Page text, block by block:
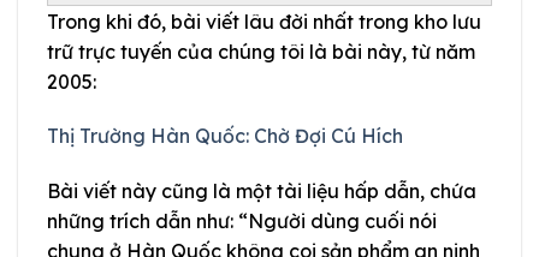
Trong khi đó, bài viết lâu đời nhất trong kho lưu
trữ trực tuyến của chúng tôi là bài này, từ năm
2005:
Thị Trường Hàn Quốc: Chờ Đợi Cú Hích
Bài viết này cũng là một tài liệu hấp dẫn, chứa
những trích dẫn như: “Người dùng cuối nói
chung ở Hàn Quốc không coi sản phẩm an ninh